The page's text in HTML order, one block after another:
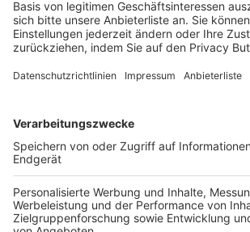
Login SpielPlus
FOLGE DEM BFV
TOP-VEREINE